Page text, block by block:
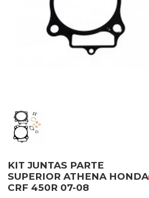
KIT JUNTAS PARTE
SUPERIOR ATHENA HONDA
CRF 450R 07-08